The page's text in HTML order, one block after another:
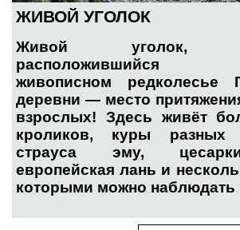
ЖИВОЙ УГОЛОК
Живой уголок,
живописном редколесье
деревни — место
взрослых! Здесь живёт
кроликов, куры
страуса эму,
европейская лань и
которыми можно наблюдать